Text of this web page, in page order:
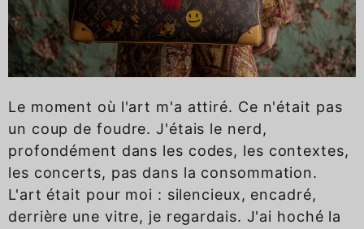
Le moment où l'art m'a attiré. Ce n'était pas
un coup de foudre. J'étais le nerd,
profondément dans les codes, les contextes,
les concerts, pas dans la consommation.
L'art était pour moi : silencieux, encadré,
derrière une vitre, je regardais. J'ai hoché la